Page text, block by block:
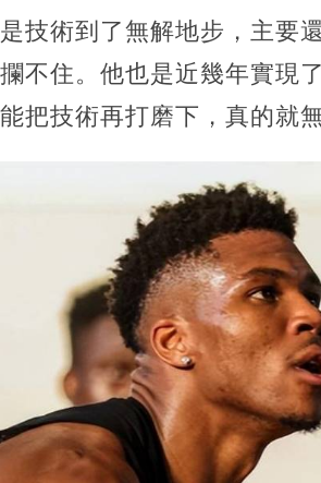
技術到了無解地步，主要
不住。他也是近幾年實現
把技術再打磨下，真的就無